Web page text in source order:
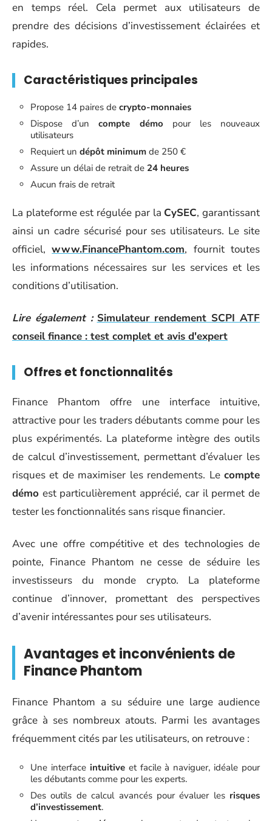
en temps réel. Cela permet aux utilisateurs de
prendre des décisions d’investissement éclairées et
rapides.
Caractéristiques principales
Propose 14 paires de crypto-monnaies
Dispose d’uncompte démo pour les nouveaux
utilisateurs
Requiert un dépôt minimum de 250 €
Assure un délai de retrait de 24 heures
Aucun frais de retrait
La plateforme est régulée par la CySEC, garantissant
ainsi un cadre sécurisé pour ses utilisateurs. Le site
officiel,www.FinancePhantom.com, fournit toutes
les informations nécessaires sur les services et les
conditions d’utilisation.
Lire également : Simulateur rendement SCPI ATF
conseil finance : test complet et avis d'expert
Offres et fonctionnalités
Finance Phantom offre une interface intuitive,
attractive pour les traders débutants comme pour les
plus expérimentés. La plateforme intègre des outils
de calcul d’investissement, permettant d’évaluer les
risques et de maximiser les rendements. Le compte
démo est particulièrement apprécié, car il permet de
tester les fonctionnalités sans risque financier.
Avec une offre compétitive et des technologies de
pointe, Finance Phantom ne cesse de séduire les
investisseurs du monde crypto. La plateforme
continue d’innover, promettant des perspectives
d’avenir intéressantes pour ses utilisateurs.
Avantages et inconvénients de
Finance Phantom
Finance Phantom a su séduire une large audience
grâce à ses nombreux atouts. Parmi les avantages
fréquemment cités par les utilisateurs, on retrouve :
Une interface intuitiveet facile à naviguer, idéale pour
les débutants comme pour les experts.
Des outils de calcul avancés pour évaluer les risques
d’investissement.